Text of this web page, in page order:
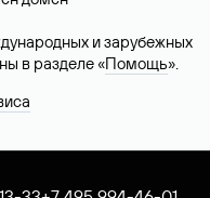
и зарубежных
в разделе «Помощь».